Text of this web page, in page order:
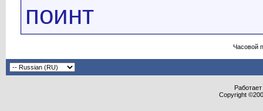
поинт
Часовой
Copyright